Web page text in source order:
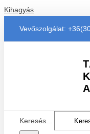
Kihagyás
Vevőszolgálat:
Keresés...